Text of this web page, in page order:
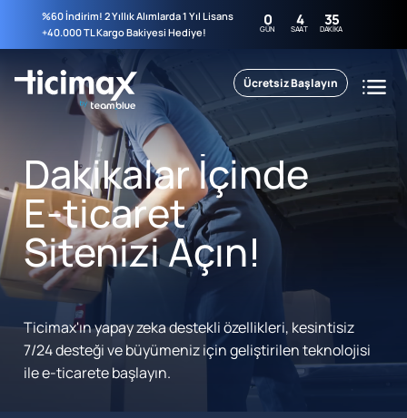
%60 İndirim! 2 Yıllık Alımlarda 1 Yıl Lisans
+40.000 TL Kargo Bakiyesi Hediye!
0
GÜN 4
SAAT 35
DAKIKA
Ücretsiz Başlayın
Dakikalar İçinde
E-ticaret
Sitenizi Açın!
Ticimax'ın yapay zeka destekli özellikleri, kesintisiz
7/24 desteği ve büyümeniz için geliştirilen teknolojisi
ile e-ticarete başlayın.